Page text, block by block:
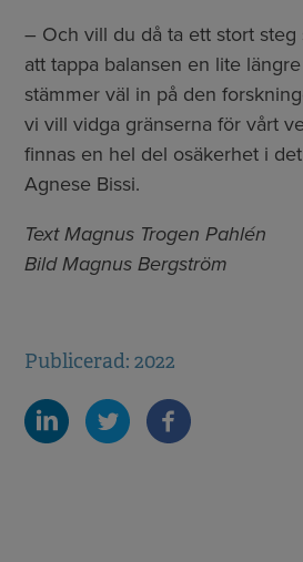
– Och vill du då ta ett stort steg
att tappa balansen en lite
stämmer väl in på den
vi vill vidga gränserna för vårt
finnas en hel del osäkerhet i
Agnese Bissi.
Text Magnus Trogen Pahlén
Bild Magnus Bergström
Publicerad: 2022